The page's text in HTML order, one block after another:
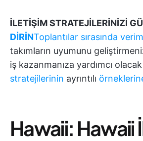
İLETİŞİM STRATEJİLERİNİZİ
DİRİNToplantılar sırasında
takımların uyumunu
iş kazanmanıza yardımcı olacak
stratejilerinin ayrıntılı
Hawaii: Hawaii